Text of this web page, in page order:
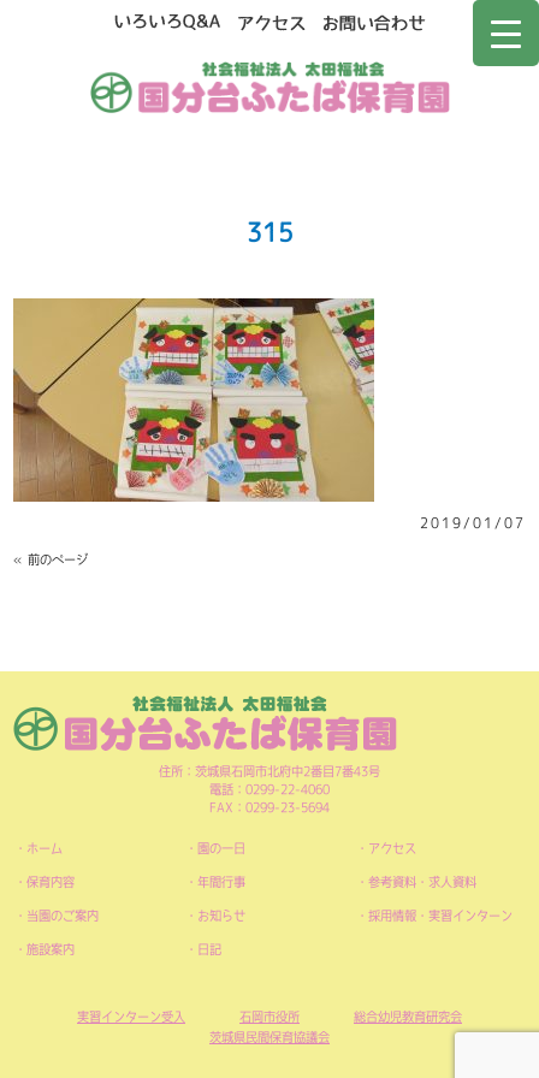
315
2019/01/07
« 前のページ
住所：茨城県石岡市北府中2番目7番43号
電話：0299-22-4060
FAX：0299-23-5694
ホーム
保育内容
当園のご案内
施設案内
園の一日
年間行事
お知らせ
日記
アクセス
参考資料・求人資料
採用情報・実習インターン
実習インターン受入 石岡市役所
総合幼児教育研究会
茨城県民間保育協議会